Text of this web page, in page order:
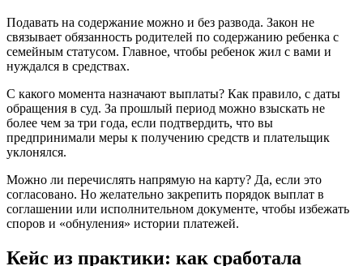
Подавать на содержание можно и без развода. Закон не
связывает обязанность родителей по содержанию ребенка с
семейным статусом. Главное, чтобы ребенок жил с вами и
нуждался в средствах.
С какого момента назначают выплаты? Как правило, с даты
обращения в суд. За прошлый период можно взыскать не
более чем за три года, если подтвердить, что вы
предпринимали меры к получению средств и плательщик
уклонялся.
Можно ли перечислять напрямую на карту? Да, если это
согласовано. Но желательно закрепить порядок выплат в
соглашении или исполнительном документе, чтобы избежать
споров и «обнуления» истории платежей.
Кейс из практики: как сработала